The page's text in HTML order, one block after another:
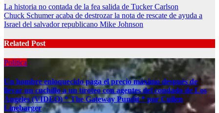
Post
navigation
La historia no contada de la fea salida de Tucker Carlson
Chuck Schumer acaba de destrozar la nota de rescate de ayuda a
Israel del salvador republicano Mike Johnson
Related Post
Política
Un hombre enloquecido paga el precio máximo después de
llevar un cuchillo a un tiroteo con agentes del condado de Los
Ángeles (VIDEO) * The Gateway Pundit * por Cullen
Linebarger